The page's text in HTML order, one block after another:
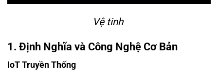
Vệ tinh
1. Định Nghĩa và Công Nghệ Cơ Bản
IoT Truyền Thống